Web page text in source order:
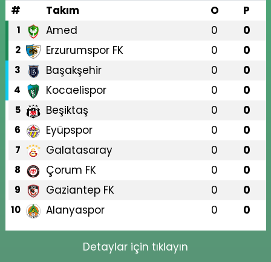
#
Takım O P
1 Amed 0 0
2 Erzurumspor FK 0 0
3 Başakşehir 0 0
4 Kocaelispor 0 0
5 Beşiktaş 0 0
6 Eyüpspor 0 0
7 Galatasaray 0 0
8 Çorum FK 0 0
9 Gaziantep FK 0 0
10 Alanyaspor 0 0
Detaylar için tıklayın